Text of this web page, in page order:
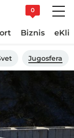
0
Biznis
Jugosfera